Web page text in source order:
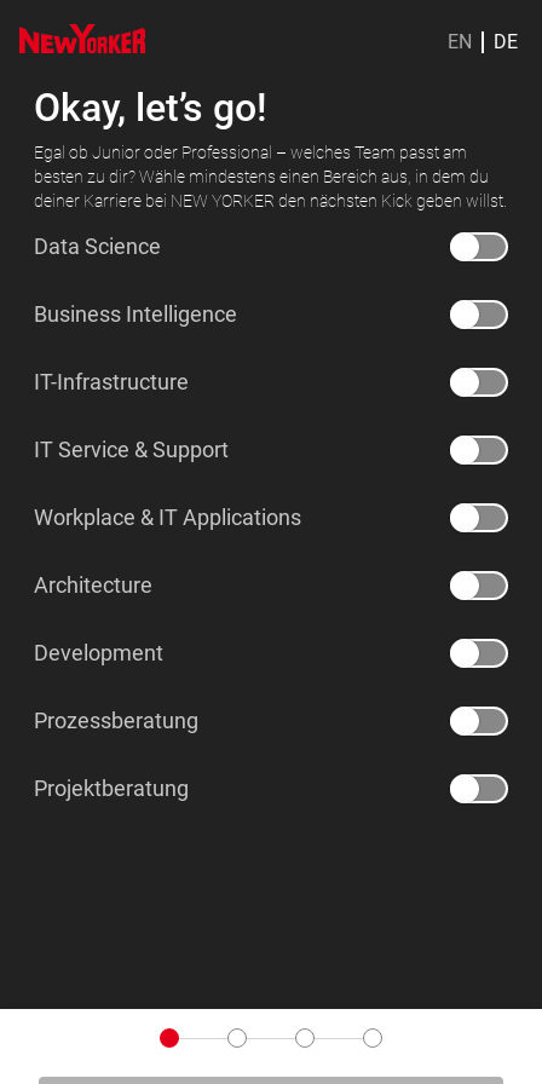
EN DE
Okay, let’s go!
Egal ob Junior oder Professional – welches Team passt am
besten zu dir? Wähle mindestens einen Bereich aus, in dem du
deiner Karriere bei NEW YORKER den nächsten Kick geben willst.
Data Science
Business Intelligence
IT-Infrastructure
IT Service & Support
Workplace & IT Applications
Architecture
Development
Prozessberatung
Projektberatung